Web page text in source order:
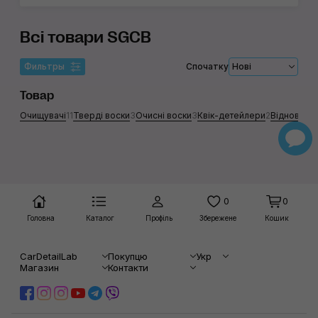
Всі товари SGCB
Фильтры Спочатку Нові
Товар
Очищувачі11Тверді воски3Очисні воски3Квік-детейлери2
Головна Каталог Профіль
0
Збережене
0
Кошик
CarDetailLab Покупцю
Укр
Магазин
Контакти